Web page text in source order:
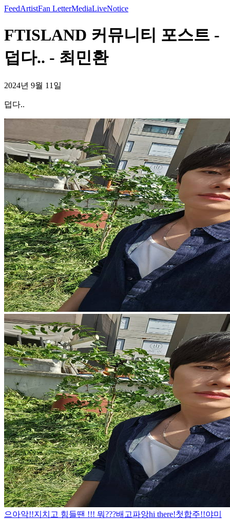
FeedArtistFan LetterMediaLiveNotice
FTISLAND 커뮤니티 포스트 -
덥다.. - 최민환
2024년 9월 11일
덥다..
으아악!!지치고 힘들땐 !!! 뭐???배고파앙hi there!첫합주!!야미